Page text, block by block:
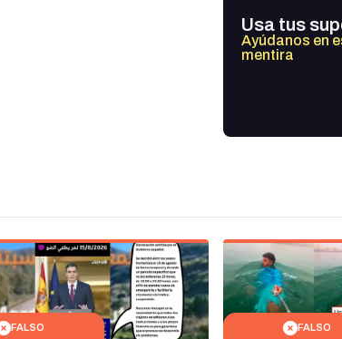
Usa tus
Ayúdanos en
mentira
FALSO FALSO